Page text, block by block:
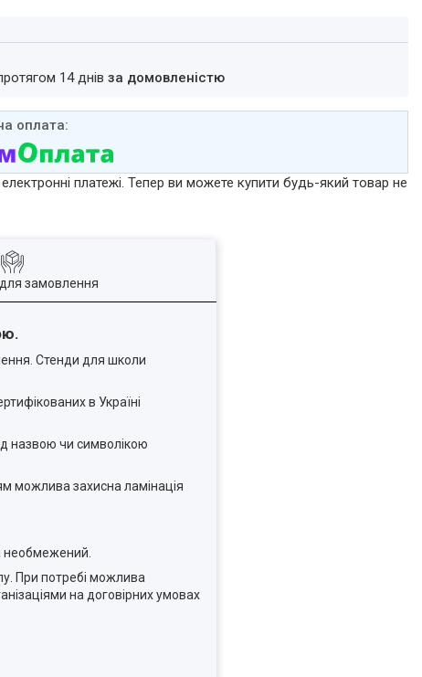
14 днівза домовленістю
електронні платежі. Тепер ви можете купити будь-який товар не
замовлення
Стенди для школи
в Україні
назвою чи символікою
можлива захисна ламінація
необмежений.
При потребі можлива
на договірних умовах